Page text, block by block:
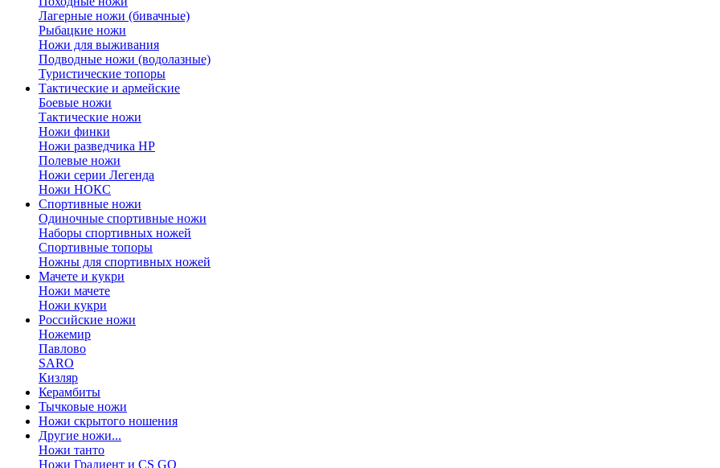
Лагерные ножи (бивачные)
Рыбацкие ножи
Ножи для выживания
Подводные ножи (водолазные)
Туристические топоры
Тактические и армейские
Боевые ножи
Тактические ножи
Ножи финки
Ножи разведчика НР
Полевые ножи
Ножи серии Легенда
Ножи НОКС
Спортивные ножи
Одиночные спортивные ножи
Наборы спортивных ножей
Спортивные топоры
Ножны для спортивных ножей
Мачете и кукри
Ножи мачете
Ножи кукри
Российские ножи
Ножемир
Павлово
SARO
Кизляр
Керамбиты
Тычковые ножи
Ножи скрытого ношения
Другие ножи...
Ножи танто
Ножи Градиент и CS GO